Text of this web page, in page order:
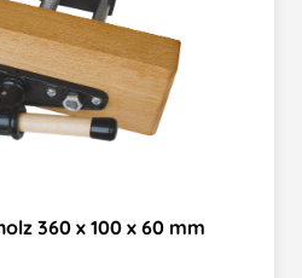
360 x 100 x 60 mm